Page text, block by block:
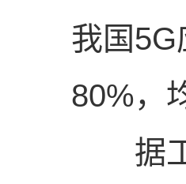
我国
80%，
据工